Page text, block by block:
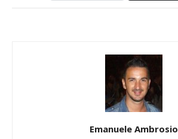
Emanuele Ambrosio